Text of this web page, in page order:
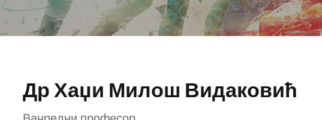
Др Хаџи Милош Видаковић